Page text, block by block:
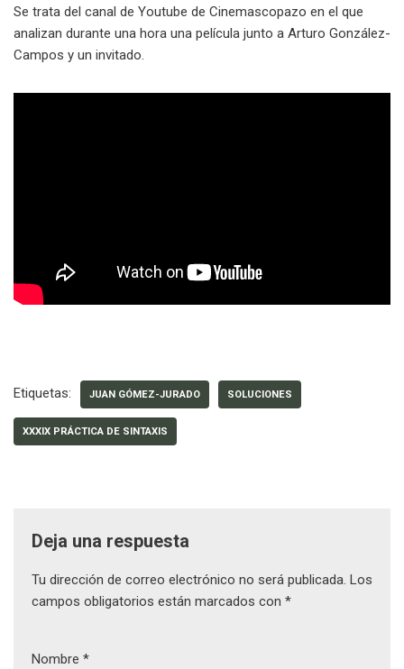
Se trata del canal de Youtube de Cinemascopazo en el que
analizan durante una hora una película junto a Arturo González-
Campos y un invitado.
Etiquetas: JUAN GÓMEZ-JURADO SOLUCIONES
XXXIX PRÁCTICA DE SINTAXIS
Deja una respuesta
Tu dirección de correo electrónico no será publicada. Los
campos obligatorios están marcados con *
Nombre *